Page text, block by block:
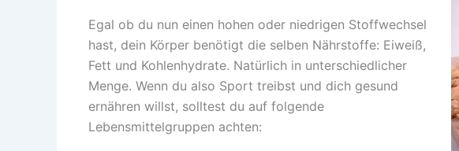
Egal ob du nun einen hohen oder niedrigen Stoffwechsel
hast, dein Körper benötigt die selben Nährstoffe: Eiweiß,
Fett und Kohlenhydrate. Natürlich in unterschiedlicher
Menge. Wenn du also Sport treibst und dich gesund
ernähren willst, solltest du auf folgende
Lebensmittelgruppen achten: